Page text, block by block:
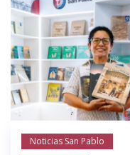
Noticias San Pablo